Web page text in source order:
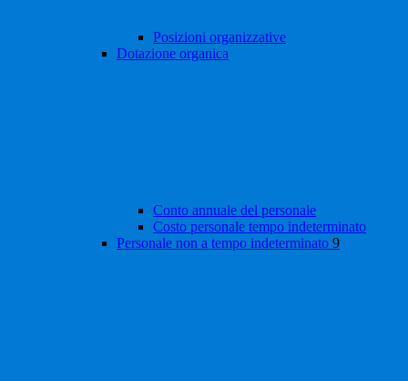
Posizioni organizzative
Dotazione organica
Conto annuale del personale
Costo personale tempo indeterminato
Personale non a tempo indeterminato 9